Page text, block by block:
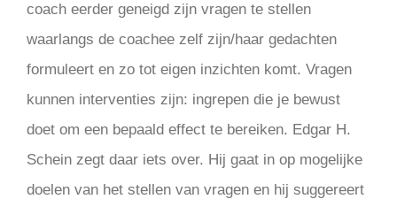
coach eerder geneigd zijn vragen te stellen
waarlangs de coachee zelf zijn/haar gedachten
formuleert en zo tot eigen inzichten komt. Vragen
kunnen interventies zijn: ingrepen die je bewust
doet om een bepaald effect te bereiken. Edgar H.
Schein zegt daar iets over. Hij gaat in op mogelijke
doelen van het stellen van vragen en hij suggereert